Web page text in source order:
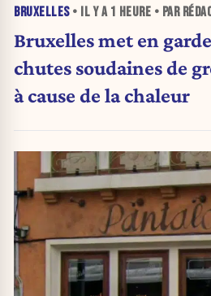
BRUXELLES• IL Y A 1 HEURE • PAR
Bruxelles met en
chutes soudaines de
à cause de la chaleur